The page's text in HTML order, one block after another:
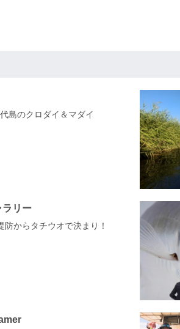
島のクロダイ＆マダイ
ラリー
防からタチウオで決まり！